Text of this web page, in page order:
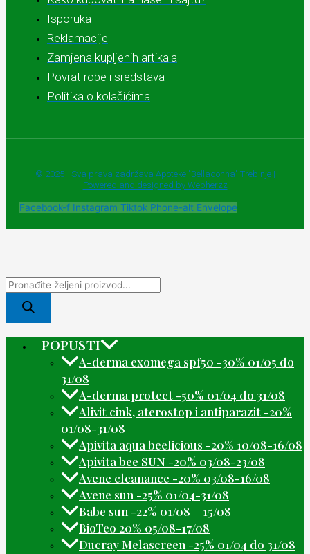
Isporuka
Reklamacije
Zamjena kupljenih artikala
Povrat robe i sredstava
Politika o kolačićima
© 2025 - Sva prava zadržava Apoteke "Belladonna" Trebinje |
Powered and designed by Webherzz
Facebook-f Instagram Tiktok Phone-alt Envelope
POPUSTI
A-derma exomega spf50 -30% 01/05 do
31/08
A-derma protect -50% 01/04 do 31/08
Alivit cink, aterostop i antiparazit -20%
01/08-31/08
Apivita aqua beelicious -20% 10/08-16/08
Apivita bee SUN -20% 03/08-23/08
Avene cleanance -20% 03/08-16/08
Avene sun -25% 01/04-31/08
Babe sun -22% 01/08 – 15/08
BioTeo 20% 05/08-17/08
Ducray Melascreen -25% 01/04 do 31/08